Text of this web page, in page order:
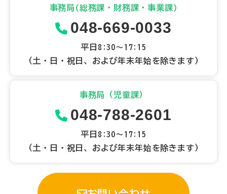
事務局(総務課・財務課・事業課)
048-669-0033
平日8:30～17:15
（土・日・祝日、および年末年始を除きます）
事務局（児童課）
048-788-2601
平日8:30～17:15
（土・日・祝日、および年末年始を除きます）